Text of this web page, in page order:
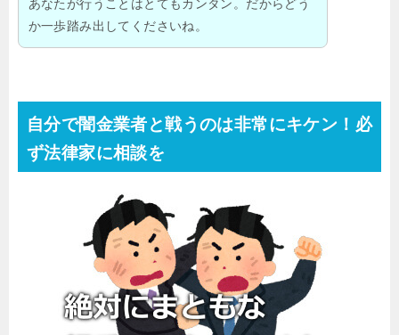
あなたが行うことはとてもカンタン。だからどう
か一歩踏み出してくださいね。
自分で闇金業者と戦うのは非常にキケン！必
ず法律家に相談を